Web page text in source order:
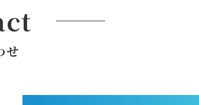
せ